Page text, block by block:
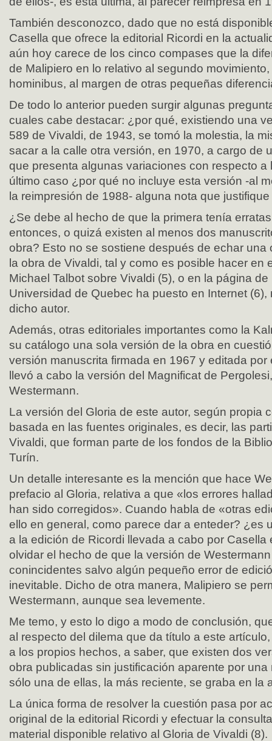
También desconozco, dado que no está
Casella que ofrece la editorial Ricordi en la
aún hoy carece de los cinco compases que la
de Malipiero en lo relativo al segundo
hominibus, al margen de otras pequeñas
De todo lo anterior pueden surgir algunas
cuales cabe destacar: ¿por qué, existiendo una
589 de Vivaldi, de 1943, se tomó la molestia, la
sacar a la calle otra versión, en 1970, a cargo de
que presenta algunas variaciones con respecto a
último caso ¿por qué no incluye esta versión -al
la reimpresión de 1988- alguna nota que
¿Se debe al hecho de que la primera tenía
entonces, o quizá existen al menos dos
obra? Esto no se sostiene después de echar una
la obra de Vivaldi, tal y como es posible hacer en
Michael Talbot sobre Vivaldi (5), o en la página
Universidad de Quebec ha puesto en Internet (6),
dicho autor.
Además, otras editoriales importantes como la
su catálogo una sola versión de la obra en
versión manuscrita firmada en 1967 y editada por
llevó a cabo la versión del Magnificat de
Westermann.
La versión del Gloria de este autor, según propia
basada en las fuentes originales, es decir, las
Vivaldi, que forman parte de los fondos de la
Turín.
Un detalle interesante es la mención que hace
prefacio al Gloria, relativa a que «los errores
han sido corregidos». Cuando habla de «otras
ello en general, como parece dar a enteder? ¿es
a la edición de Ricordi llevada a cabo por
olvidar el hecho de que la versión de
conincidentes salvo algún pequeño error de
inevitable. Dicho de otra manera, Malipiero se
Westermann, aunque sea levemente.
Me temo, y esto lo digo a modo de conclusión,
al respecto del dilema que da título a este
a los propios hechos, a saber, que existen dos
obra publicadas sin justificación aparente por una
sólo una de ellas, la más reciente, se graba en la
La única forma de resolver la cuestión pasa por
original de la editorial Ricordi y efectuar la
material disponible relativo al Gloria de Vivaldi (8).